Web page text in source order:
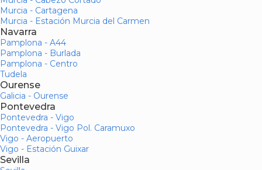
Murcia - Cartagena
Murcia - Estación Murcia del Carmen
Navarra
Pamplona - A44
Pamplona - Burlada
Pamplona - Centro
Tudela
Ourense
Galicia - Ourense
Pontevedra
Pontevedra - Vigo
Pontevedra - Vigo Pol. Caramuxo
Vigo - Aeropuerto
Vigo - Estación Guixar
Sevilla